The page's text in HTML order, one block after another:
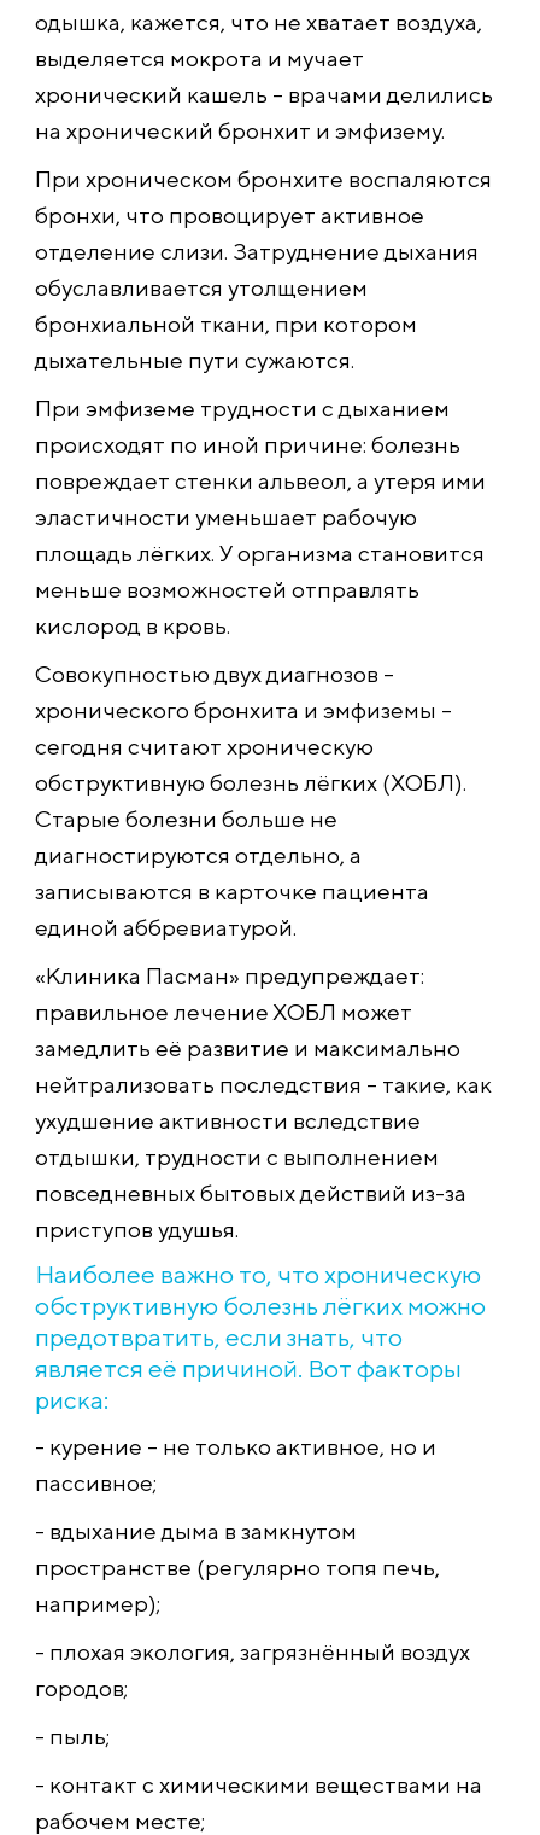
одышка, кажется, что не хватает воздуха,
выделяется мокрота и мучает
хронический кашель – врачами делились
на хронический бронхит и эмфизему.
При хроническом бронхите воспаляются
бронхи, что провоцирует активное
отделение слизи. Затруднение дыхания
обуславливается утолщением
бронхиальной ткани, при котором
дыхательные пути сужаются.
При эмфиземе трудности с дыханием
происходят по иной причине: болезнь
повреждает стенки альвеол, а утеря ими
эластичности уменьшает рабочую
площадь лёгких. У организма становится
меньше возможностей отправлять
кислород в кровь.
Совокупностью двух диагнозов –
хронического бронхита и эмфиземы –
сегодня считают хроническую
обструктивную болезнь лёгких (ХОБЛ).
Старые болезни больше не
диагностируются отдельно, а
записываются в карточке пациента
единой аббревиатурой.
«Клиника Пасман» предупреждает:
правильное лечение ХОБЛ может
замедлить её развитие и максимально
нейтрализовать последствия – такие, как
ухудшение активности вследствие
отдышки, трудности с выполнением
повседневных бытовых действий из-за
приступов удушья.
Наиболее важно то, что хроническую
обструктивную болезнь лёгких можно
предотвратить, если знать, что
является её причиной. Вот факторы
риска:
- курение – не только активное, но и
пассивное;
- вдыхание дыма в замкнутом
пространстве (регулярно топя печь,
например);
- плохая экология, загрязнённый воздух
городов;
- пыль;
- контакт с химическими веществами на
рабочем месте;